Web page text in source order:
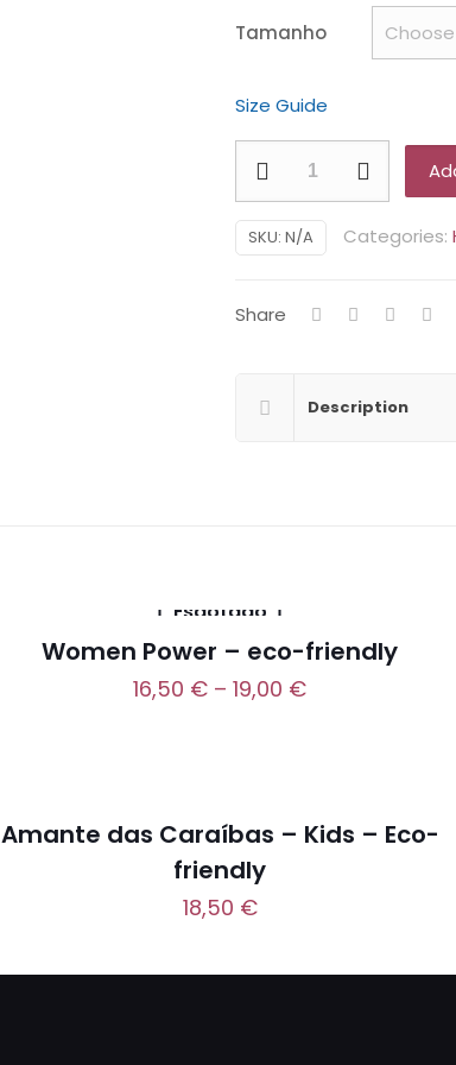
Tamanho
Size Guide
quantity
SKU: N/A Categories:
Share
Description
Esgotado
Women Power – eco-friendly
16,50 € –19,00 €
Amante das Caraíbas – Kids – Eco-
friendly
18,50 €